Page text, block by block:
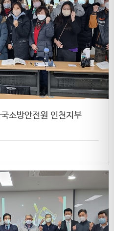
소방안전원 인천지부